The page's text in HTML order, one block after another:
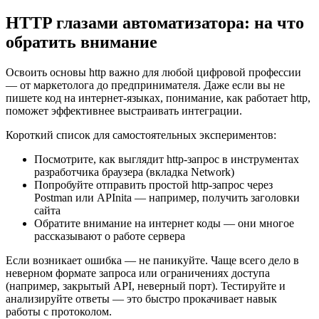
HTTP глазами автоматизатора: на что
обратить внимание
Освоить основы http важно для любой цифровой профессии
— от маркетолога до предпринимателя. Даже если вы не
пишете код на интернет-языках, понимание, как работает http,
поможет эффективнее выстраивать интеграции.
Короткий список для самостоятельных экспериментов:
Посмотрите, как выглядит http-запрос в инструментах
разработчика браузера (вкладка Network)
Попробуйте отправить простой http-запрос через
Postman или APInita — например, получить заголовки
сайта
Обратите внимание на интернет коды — они многое
рассказывают о работе сервера
Если возникает ошибка — не паникуйте. Чаще всего дело в
неверном формате запроса или ограничениях доступа
(например, закрытый API, неверный порт). Тестируйте и
анализируйте ответы — это быстро прокачивает навык
работы с протоколом.